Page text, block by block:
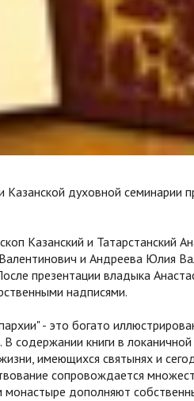
духовной семинарии
Казанский и Татарстанский
и Андреева Юлия
презентации владыка
надписями.
- это богато
. В содержании книги в
имеющихся святынях и
сопровождается
дополняют